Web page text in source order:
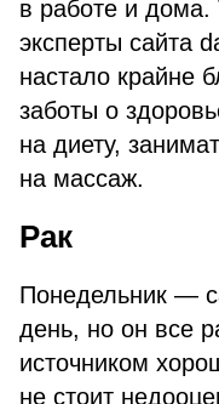
в работе и дома.
эксперты сайта
настало крайне
заботы о
на диету,
на массаж.
Рак
Понедельник —
день, но он все
источником
не стоит